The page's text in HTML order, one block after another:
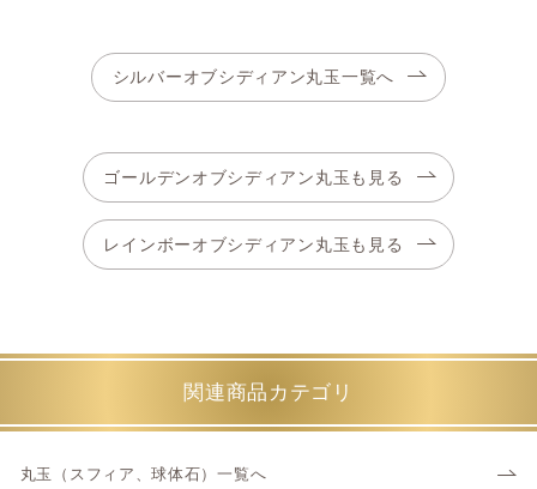
シルバーオブシディアン丸玉一覧へ
ゴールデンオブシディアン丸玉も見る
レインボーオブシディアン丸玉も見る
関連商品カテゴリ
丸玉（スフィア、球体石）一覧へ